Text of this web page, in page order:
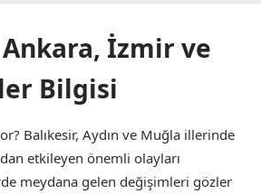
İzmir ve
Bilgisi
Balıkesir, Aydın ve Muğla illerinde
etkileyen önemli olayları
meydana gelen değişimleri gözler